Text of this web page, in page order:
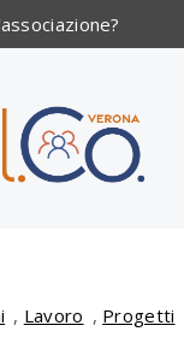
, Lavoro , Progetti